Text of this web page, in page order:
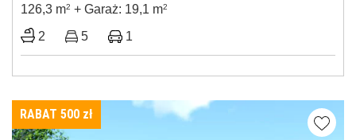
126,3 m2 + Garaż: 19,1 m2
2 5 1
RABAT 500 zł